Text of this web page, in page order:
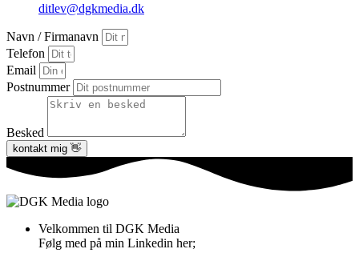
ditlev@dgkmedia.dk
Navn / Firmanavn
Telefon
Email
Postnummer
Besked
kontakt mig 👋
Velkommen til DGK Media
Følg med på min Linkedin her;